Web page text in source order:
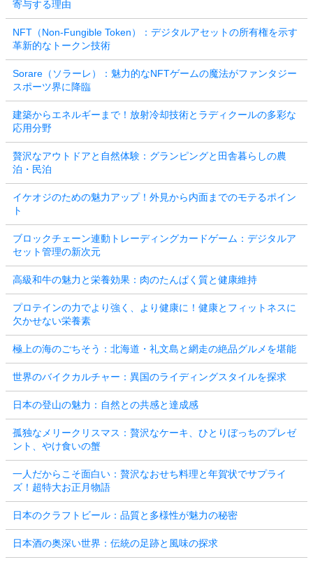
寄与する理由
NFT（Non-Fungible Token）：デジタルアセットの所有権を示す
革新的なトークン技術
Sorare（ソラーレ）：魅力的なNFTゲームの魔法がファンタジー
スポーツ界に降臨
建築からエネルギーまで！放射冷却技術とラディクールの多彩な
応用分野
贅沢なアウトドアと自然体験：グランピングと田舎暮らしの農
泊・民泊
イケオジのための魅力アップ！外見から内面までのモテるポイン
ト
ブロックチェーン連動トレーディングカードゲーム：デジタルア
セット管理の新次元
高級和牛の魅力と栄養効果：肉のたんぱく質と健康維持
プロテインの力でより強く、より健康に！健康とフィットネスに
欠かせない栄養素
極上の海のごちそう：北海道・礼文島と網走の絶品グルメを堪能
世界のバイクカルチャー：異国のライディングスタイルを探求
日本の登山の魅力：自然との共感と達成感
孤独なメリークリスマス：贅沢なケーキ、ひとりぼっちのプレゼ
ント、やけ食いの蟹
一人だからこそ面白い：贅沢なおせち料理と年賀状でサプライ
ズ！超特大お正月物語
日本のクラフトビール：品質と多様性が魅力の秘密
日本酒の奥深い世界：伝統の足跡と風味の探求